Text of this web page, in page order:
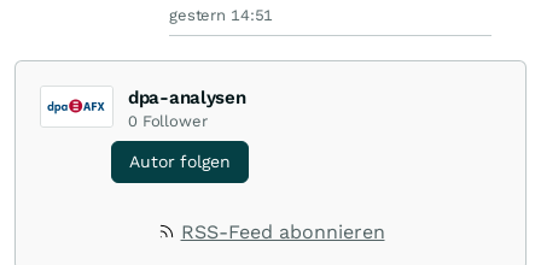
gestern 14:51
dpa-analysen
0 Follower
Autor folgen
RSS-Feed abonnieren